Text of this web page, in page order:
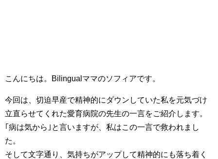
こんにちは。Bilingualママのソフィアです。
今回は、切迫早産で精神的にダウンしていた私を元気づけ
立直らせてくれた愛育病院の先生の一言をご紹介します。
｢病は気から｣と言いますが、私はこの一言で救われまし
た。
そして文字通り、気持ちがアップして精神的にも落ち着く